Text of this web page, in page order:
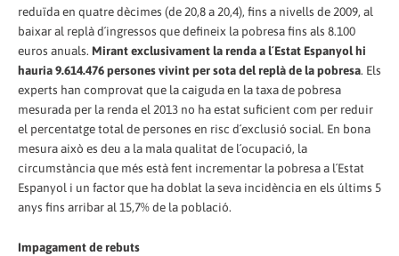
reduïda en quatre dècimes (de 20,8 a 20,4), fins a nivells de 2009, al
baixar al replà d´ingressos que defineix la pobresa fins als 8.100
euros anuals. Mirant exclusivament la renda a l´Estat Espanyol hi
hauria 9.614.476 persones vivint per sota del replà de la pobresa. Els
experts han comprovat que la caiguda en la taxa de pobresa
mesurada per la renda el 2013 no ha estat suficient com per reduir
el percentatge total de persones en risc d´exclusió social. En bona
mesura això es deu a la mala qualitat de l´ocupació, la
circumstància que més està fent incrementar la pobresa a l´Estat
Espanyol i un factor que ha doblat la seva incidència en els últims 5
anys fins arribar al 15,7% de la població.
Impagament de rebuts